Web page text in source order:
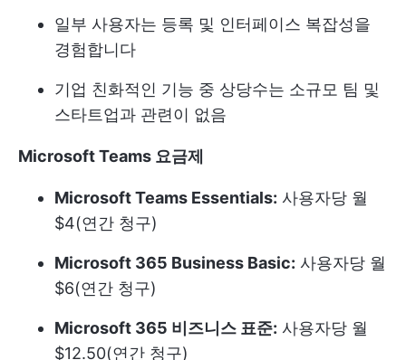
일부 사용자는 등록 및 인터페이스 복잡성을
경험합니다
기업 친화적인 기능 중 상당수는 소규모 팀 및
스타트업과 관련이 없음
Microsoft Teams 요금제
Microsoft Teams Essentials: 사용자당 월
$4(연간 청구)
Microsoft 365 Business Basic: 사용자당 월
$6(연간 청구)
Microsoft 365 비즈니스 표준: 사용자당 월
$12.50(연간 청구)